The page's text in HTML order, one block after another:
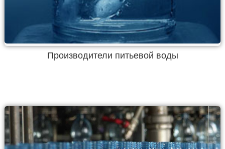
Производители питьевой воды